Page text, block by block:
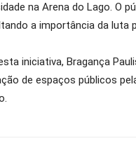
na Arena do Lago. O
a importância da luta
iniciativa, Bragança
de espaços públicos